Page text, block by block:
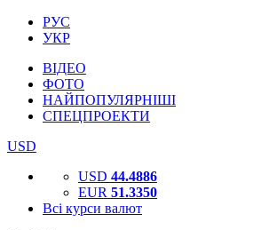
РУС
УКР
ВІДЕО
ФОТО
НАЙПОПУЛЯРНІШІ
СПЕЦПРОЕКТИ
USD
USD 44.4886
EUR 51.3350
Всі курси валют